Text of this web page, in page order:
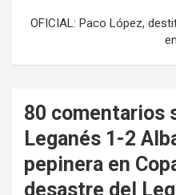
entradas
OFICIAL: Paco López,
80 comentarios
Leganés 1-2
pepinera en
desastre del